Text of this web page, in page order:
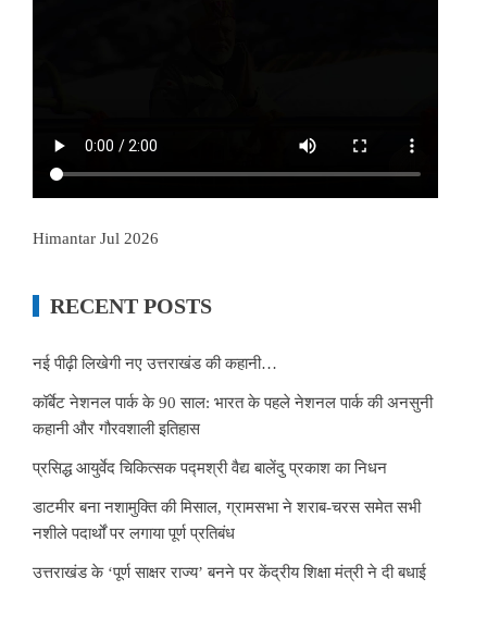
Himantar Jul 2026
RECENT POSTS
नई पीढ़ी लिखेगी नए उत्तराखंड की कहानी…
कॉर्बेट नेशनल पार्क के 90 साल: भारत के पहले नेशनल पार्क की अनसुनी
कहानी और गौरवशाली इतिहास
प्रसिद्ध आयुर्वेद चिकित्सक पद्मश्री वैद्य बालेंदु प्रकाश का निधन
डाटमीर बना नशामुक्ति की मिसाल, ग्रामसभा ने शराब-चरस समेत सभी
नशीले पदार्थों पर लगाया पूर्ण प्रतिबंध
उत्तराखंड के ‘पूर्ण साक्षर राज्य’ बनने पर केंद्रीय शिक्षा मंत्री ने दी बधाई